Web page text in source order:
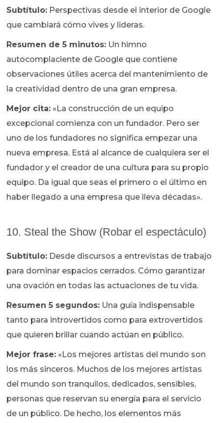
Subtítulo: Perspectivas desde el interior de Google
que cambiará cómo vives y lideras.
Resumen de 5 minutos: Un himno
autocomplaciente de Google que contiene
observaciones útiles acerca del mantenimiento de
la creatividad dentro de una gran empresa.
Mejor cita: «La construcción de un equipo
excepcional comienza con un fundador. Pero ser
uno de los fundadores no significa empezar una
nueva empresa. Está al alcance de cualquiera ser el
fundador y el creador de una cultura para su propio
equipo. Da igual que seas el primero o el último en
haber llegado a una empresa que lleva décadas».
10. Steal the Show (Robar el espectáculo)
Subtítulo: Desde discursos a entrevistas de trabajo
para dominar espacios cerrados. Cómo garantizar
una ovación en todas las actuaciones de tu vida.
Resumen 5 segundos: Una guía indispensable
tanto para introvertidos como para extrovertidos
que quieren brillar cuando actúan en público.
Mejor frase: «Los mejores artistas del mundo son
los más sinceros. Muchos de los mejores artistas
del mundo son tranquilos, dedicados, sensibles,
personas que reservan su energía para el servicio
de un público. De hecho, los elementos más